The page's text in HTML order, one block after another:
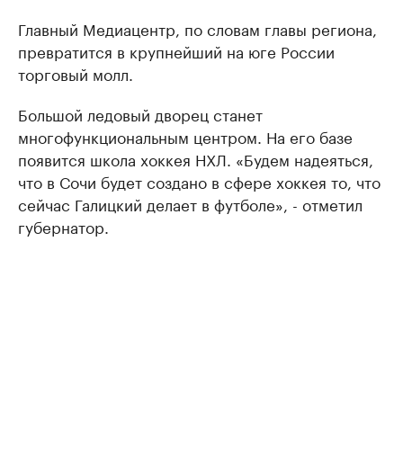
Главный Медиацентр, по словам главы региона,
превратится в крупнейший на юге России
торговый молл.
Большой ледовый дворец станет
многофункциональным центром. На его базе
появится школа хоккея НХЛ. «Будем надеяться,
что в Сочи будет создано в сфере хоккея то, что
сейчас Галицкий делает в футболе», - отметил
губернатор.